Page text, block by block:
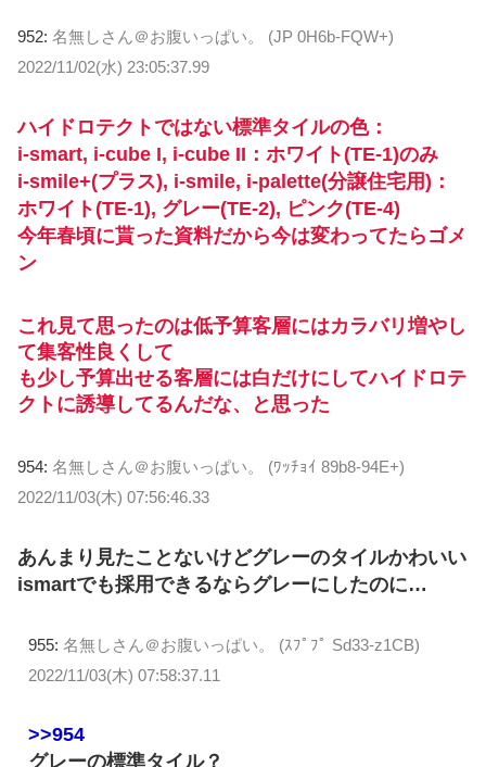
952: 名無しさん＠お腹いっぱい。 (JP 0H6b-FQW+)
2022/11/02(水) 23:05:37.99
ハイドロテクトではない標準タイルの色：
i-smart, i-cube I, i-cube II：ホワイト(TE-1)のみ
i-smile+(プラス), i-smile, i-palette(分譲住宅用)：
ホワイト(TE-1), グレー(TE-2), ピンク(TE-4)
今年春頃に貰った資料だから今は変わってたらゴメ
ン
これ見て思ったのは低予算客層にはカラバリ増やし
て集客性良くして
も少し予算出せる客層には白だけにしてハイドロテ
クトに誘導してるんだな、と思った
954: 名無しさん＠お腹いっぱい。 (ﾜｯﾁｮｲ 89b8-94E+)
2022/11/03(木) 07:56:46.33
あんまり見たことないけどグレーのタイルかわいい
ismartでも採用できるならグレーにしたのに…
955: 名無しさん＠お腹いっぱい。 (ｽﾌﾟﾌﾟ Sd33-z1CB)
2022/11/03(木) 07:58:37.11
>>954
グレーの標準タイル？